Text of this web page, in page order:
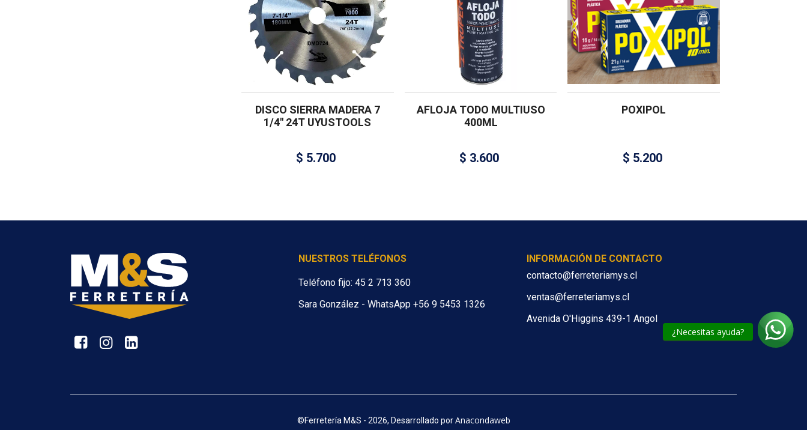
¿Necesitas ayuda?
DISCO SIERRA MADERA 7
1/4″ 24T UYUSTOOLS
$ 5.700
AFLOJA TODO MULTIUSO
400ML
$ 3.600
POXIPOL
$ 5.200
NUESTROS TELÉFONOS
Teléfono fijo: 45 2 713 360
Sara González - WhatsApp +56 9 5453 1326
INFORMACIÓN DE CONTACTO
contacto@ferreteriamys.cl
ventas@ferreteriamys.cl
Avenida O'Higgins 439-1 Angol
©Ferretería M&S - 2026, Desarrollado por Anacondaweb